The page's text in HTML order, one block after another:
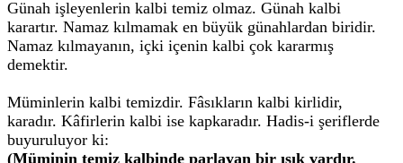
Günah işleyenlerin kalbi temiz olmaz. Günah kalbi
karartır. Namaz kılmamak en büyük günahlardan biridir.
Namaz kılmayanın, içki içenin kalbi çok kararmış
demektir.
Müminlerin kalbi temizdir. Fâsıkların kalbi kirlidir,
karadır. Kâfirlerin kalbi ise kapkaradır. Hadis-i şeriflerde
buyuruluyor ki:
(Müminin temiz kalbinde parlayan bir ışık vardır.